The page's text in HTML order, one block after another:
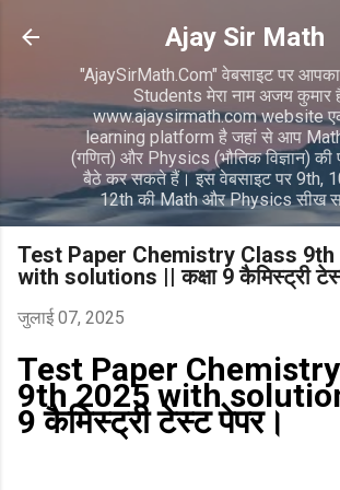
सीधे मुख्य सामग्री पर जाएं
Ajay Sir Math
"AjaySirMath.Com" वेबसाइट पर आपका
Students मेरा नाम अजय कुमार
www.ajaysirmath.com website
learning platform है जहां से आप
(गणित) और Physics (भौतिक विज्ञान) की
बैठे कर सकते हैं। इस वेबसाइट पर 9th,
12th की Math और Physics सीख
Test Paper Chemistry Class 9th
with solutions || कक्षा 9 कैमिस्ट्री
जुलाई 07, 2025
Test Paper
9th 2025 with
9 कैमिस्ट्री टेस्ट पेपर।